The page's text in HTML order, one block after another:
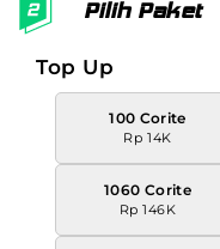
Pilih Paket
Top Up
100 Corite
Rp 14K
1060 Corite
Rp 146K